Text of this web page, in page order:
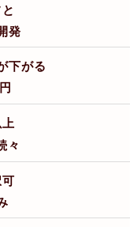
発
下がる
々